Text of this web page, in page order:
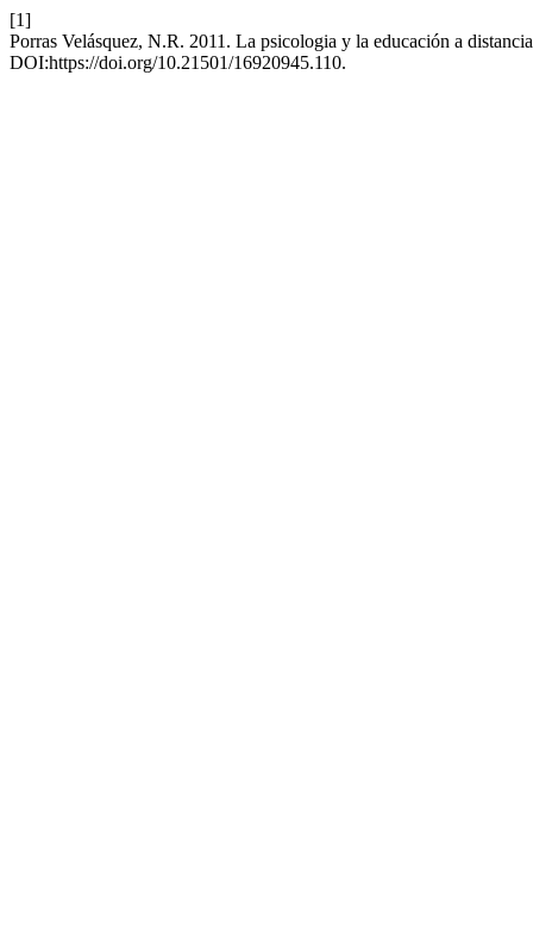
[1]
Porras Velásquez, N.R. 2011. La psicologia y la educación a
DOI:https://doi.org/10.21501/16920945.110.